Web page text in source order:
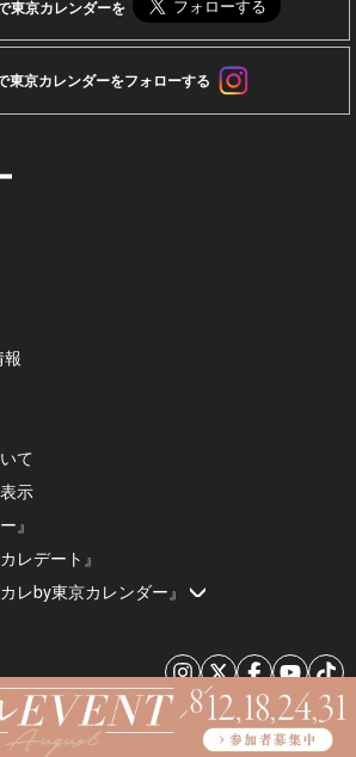
東京カレンダーを
東京カレンダーをフォローする
て
示
』
レデート』
レby東京カレンダー』
© 2026 by Tokyo Calendar, Inc.